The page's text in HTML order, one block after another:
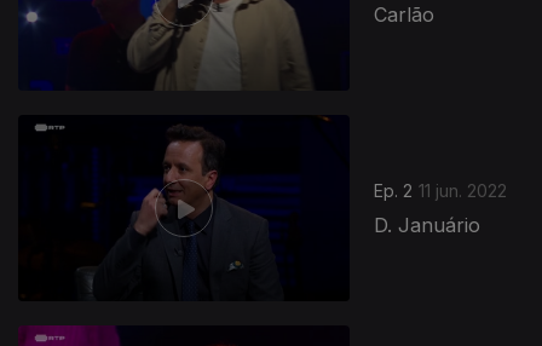
Carlão
Ep. 2 11 jun. 2022
D. Januário
621633